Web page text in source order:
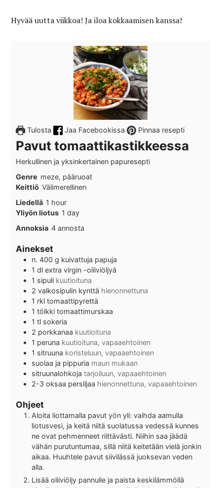
Hyvää uutta viikkoa! Ja iloa kokkaamisen kanssa!
Tulosta Jaa Facebookissa Pinnaa resepti
Pavut tomaattikastikkeessa
Herkullinen ja yksinkertainen papuresepti
Genre meze, pääruoat
Keittiö Välimerellinen
Liedellä 1 hour
hour
Yliyön liotus 1 day
day
Annoksia 4 annosta
Ainekset
n. 400 g kuivattuja papuja
1 dl extra virgin -oliiviöljyä
1 sipuli kuutioituna
2 valkosipulin kynttä hienonnettuna
1 rkl tomaattipyrettä
1 tölkki tomaattimurskaa
1 tl sokeria
2 porkkanaa kuutioituna
1 peruna kuutioituna, vapaaehtoinen
1 sitruuna koristeluun, vapaaehtoinen
suolaa ja pippuria maun mukaan
sitruunalohkoja tarjoiluun, vapaaehtoinen
2-3 oksaa persiljaa hienonnettuna, vapaaehtoinen
Ohjeet
Aloita liottamalla pavut yön yli: vaihda aamulla
liotusvesi, ja keitä niitä suolatussa vedessä kunnes
ne ovat pehmenneet riittävästi. Niihin saa jäädä
vähän purutuntumaa, sillä niitä keitetään vielä jonkin
aikaa. Huuhtele pavut siivilässä juoksevan veden
alla.
Lisää oliiviöljy pannulle ja paista keskilämmöllä